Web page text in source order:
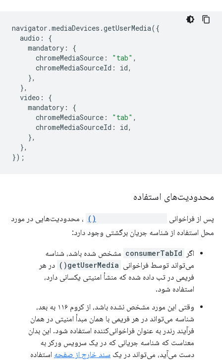
navigator .mediaDevices .getUserMedia({
audio :
{
mandatory :
{
chromeMediaSource : "tab" ,
chromeMediaSourceId : id,
},
},
video :
{
mandatory :
{
chromeMediaSource : "tab" ,
chromeMediaSourceId : id,
},
},
});
محدودیت‌های استفاده
پس از فراخوانی
، محدودیت‌هایی در مورد
محل استفاده از شناسه جریان برگشتی وجود دارد:
اگر consumerTabId مشخص شده باشد، شناسه
می‌تواند توسط فراخوانی getUserMedia()
در هر
فریمی در تب داده شده که منشأ امنیتی یکسانی دارد،
استفاده شود.
وقتی این مورد مشخص نشده باشد، از کروم ۱۱۶ به بعد،
شناسه می‌تواند در هر فریمی با همان مبدأ امنیتی در همان
فرآیند رندر به عنوان فراخوانی‌کننده استفاده شود. این بدان
معناست که شناسه جریانی که در یک سرویس ورکر به
دست می‌آید، می‌تواند در یک سند خارج از صفحه استفاده